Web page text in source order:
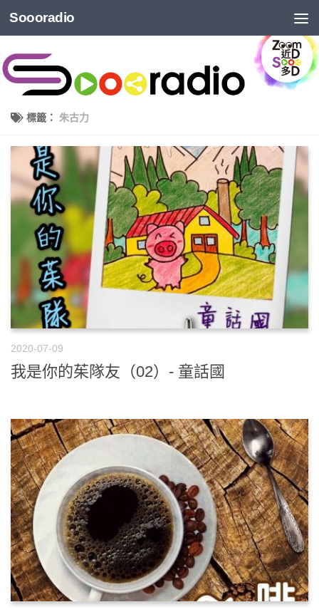
Soooradio
標籤： 朱古力
2020-07-09
我是你的茱隊友（02）- 童話國